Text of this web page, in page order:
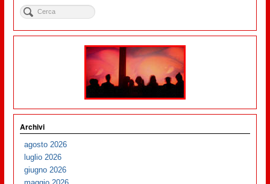
Archivi
agosto 2026
luglio 2026
giugno 2026